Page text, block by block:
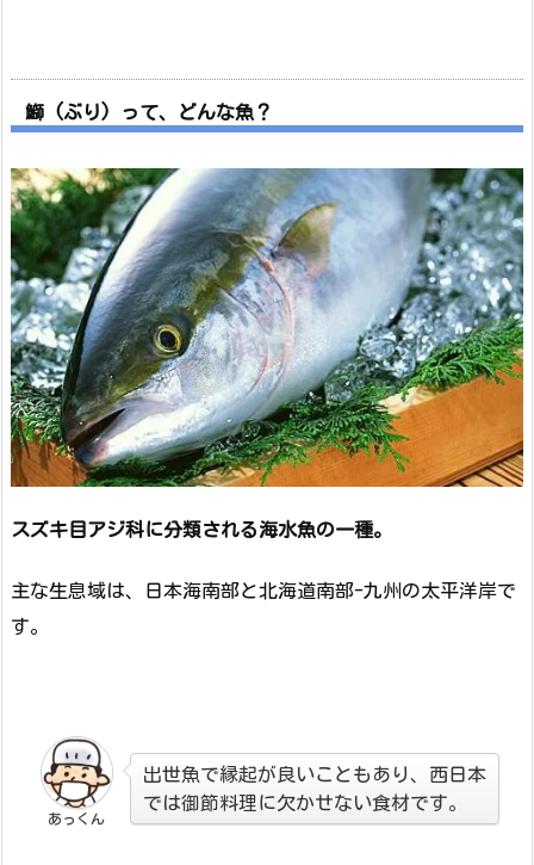
鰤 (ぶり) って、どんな魚？
スズキ目アジ科に分類される海水魚の一種。
主な生息域は、日本海南部と北海道南部-九州の太平洋岸で
す。
あっくん
出世魚で縁起が良いこともあり、西日本
では御節料理に欠かせない食材です。